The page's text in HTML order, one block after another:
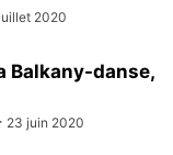
2020
Balkany-danse,
23 juin 2020